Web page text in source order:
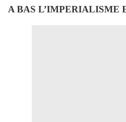
A BAS L’IMPERIALISME